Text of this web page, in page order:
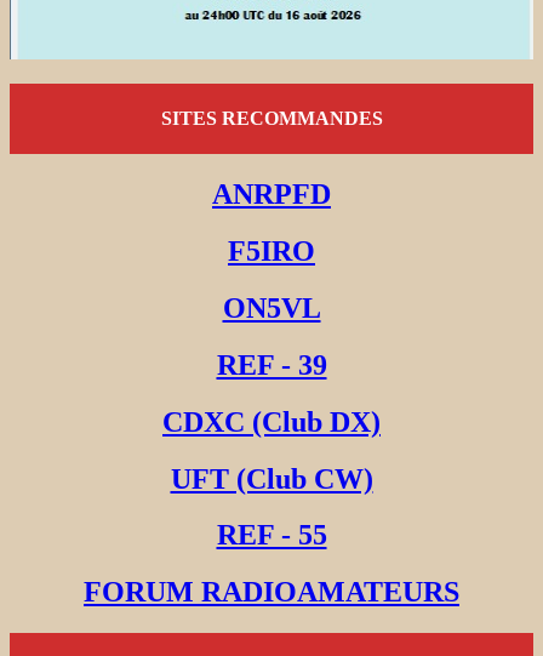
SITES RECOMMANDES
ANRPFD
F5IRO
ON5VL
REF - 39
CDXC (Club DX)
UFT (Club CW)
REF - 55
FORUM RADIOAMATEURS